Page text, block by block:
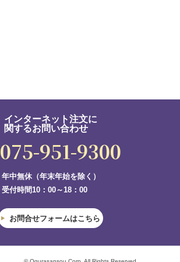
インターネット注文に
関するお問い合わせ
075-951-9300
年中無休（年末年始を除く）
受付時間10：00～18：00
お問合せフォームはこちら